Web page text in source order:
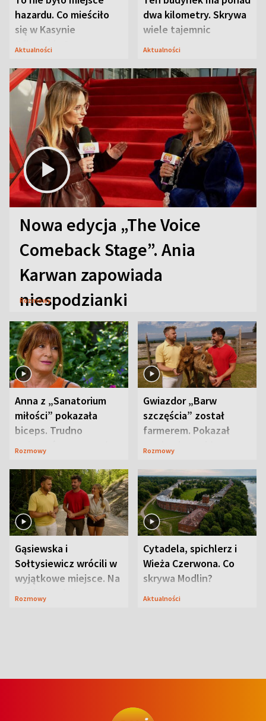
hazardu. Co mieściło
się w Kasynie
Oficerskim?
Aktualności
dwa kilometry. Skrywa
wiele tajemnic
Aktualności
Nowa edycja „The Voice
Comeback Stage”. Ania
Karwan zapowiada
niespodzianki
Rozmowy
Anna z „Sanatorium
miłości” pokazała
biceps. Trudno
uwierzyć, co przeszła
Rozmowy
Gwiazdor „Barw
szczęścia” został
farmerem. Pokazał
swoje niezwykłe
Rozmowy
Gąsiewska i
Sołtysiewicz wrócili w
wyjątkowe miejsce. Na
szlaku czekał
Rozmowy
Cytadela, spichlerz i
Wieża Czerwona. Co
skrywa Modlin?
Aktualności